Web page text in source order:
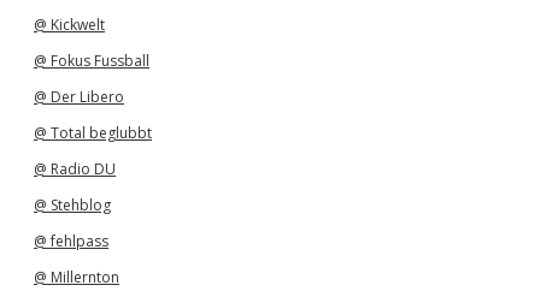
@ Kickwelt
@ Fokus Fussball
@ Der Libero
@ Total beglubbt
@ Radio DU
@ Stehblog
@ fehlpass
@ Millernton